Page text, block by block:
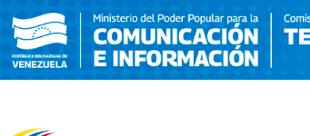
contenido